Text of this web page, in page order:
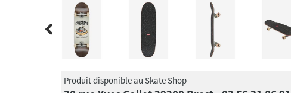
Produit disponible au Skate Shop